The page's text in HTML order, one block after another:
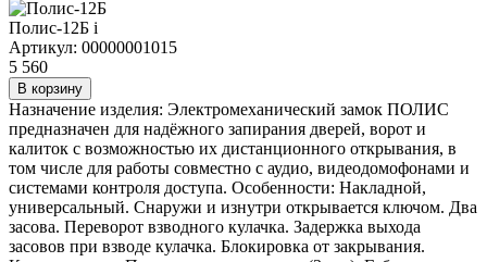
Полис-12Б i
Артикул: 00000001015
5 560
В корзину
Назначение изделия: Электромеханический замок ПОЛИС
предназначен для надёжного запирания дверей, ворот и
калиток с возможностью их дистанционного открывания, в
том числе для работы совместно с аудио, видеодомофонами и
системами контроля доступа. Особенности: Накладной,
универсальный. Снаружи и изнутри открывается ключом. Два
засова. Переворот взводного кулачка. Задержка выхода
засовов при взводе кулачка. Блокировка от закрывания.